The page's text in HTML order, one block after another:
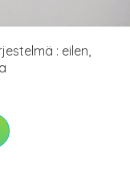
: eilen,